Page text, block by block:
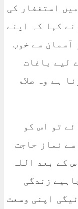
استغفار کی
کہا کہ اپنے
آسمان سے خوب
لیے باغات
ہے وہ صلاۃ
تو اس کو
نماز حاجت
کے بعد اللہ
زندگی
اپنی وسعت